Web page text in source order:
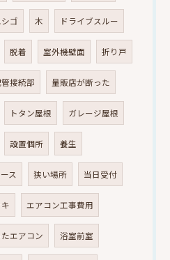
ゴ 木 ドライブスルー
脱着 室外機壁面 折り戸
接続部 量販店が断った
トタン屋根 ガレージ屋根
設置個所 養生
ス 狭い場所 当日受付
エアコン工事費用
エアコン 浴室前室